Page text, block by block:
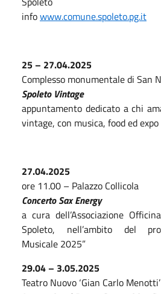
infowww.comune.spoleto.pg.it
25 – 27.04.2025
Complesso monumentale di San
Spoleto Vintage
appuntamento dedicato a chi
vintage, con musica, food ed
27.04.2025
ore 11.00 – Palazzo Collicola
Concerto Sax Energy
a cura dell’Associazione
Spoleto, nell’ambito del
Musicale 2025”
29.04 – 3.05.2025
Teatro Nuovo ‘Gian Carlo Menotti’